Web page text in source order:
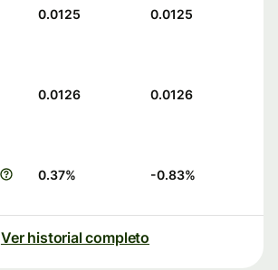
0.0125 0.0125
0.0126 0.0126
0.37% -0.83%
Ver historial completo